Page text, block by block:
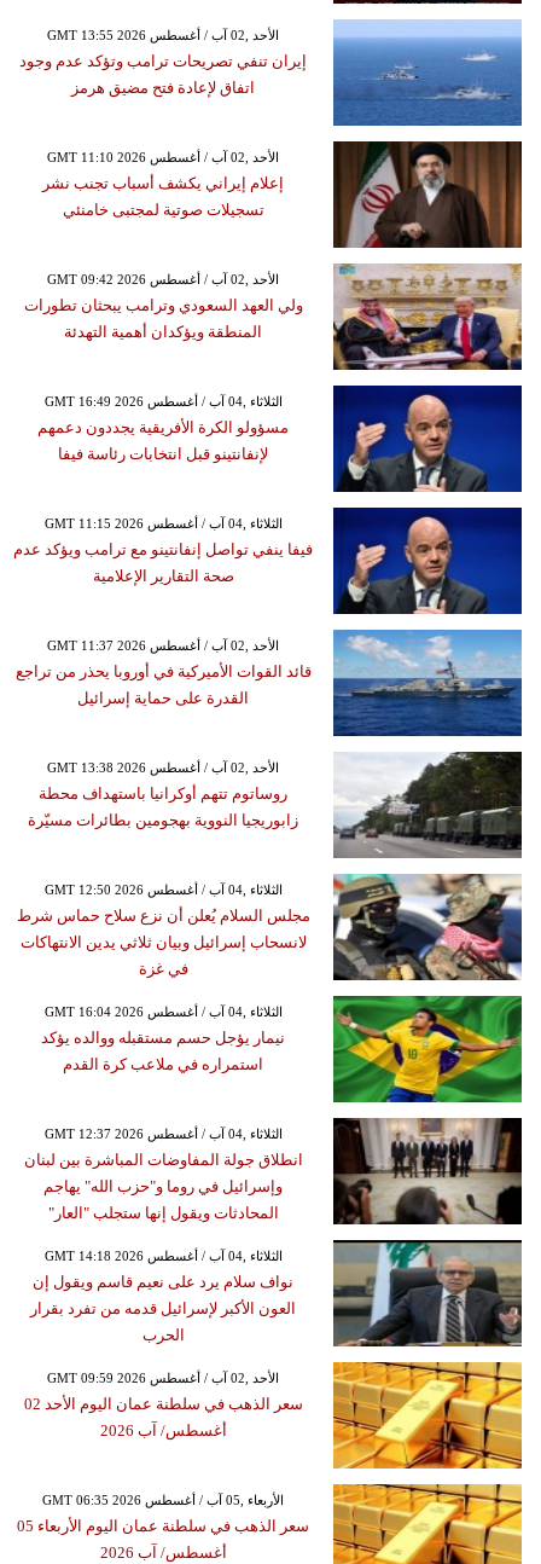
GMT 13:55 2026 الأحد ,02 آب / أغسطس
إيران تنفي تصريحات ترامب وتؤكد عدم وجود
اتفاق لإعادة فتح مضيق هرمز
GMT 11:10 2026 الأحد ,02 آب / أغسطس
إعلام إيراني يكشف أسباب تجنب نشر
تسجيلات صوتية لمجتبى خامنئي
GMT 09:42 2026 الأحد ,02 آب / أغسطس
ولي العهد السعودي وترامب يبحثان تطورات
المنطقة ويؤكدان أهمية التهدئة
GMT 16:49 2026 الثلاثاء ,04 آب / أغسطس
مسؤولو الكرة الأفريقية يجددون دعمهم
لإنفانتينو قبل انتخابات رئاسة فيفا
GMT 11:15 2026 الثلاثاء ,04 آب / أغسطس
فيفا ينفي تواصل إنفانتينو مع ترامب ويؤكد عدم
صحة التقارير الإعلامية
GMT 11:37 2026 الأحد ,02 آب / أغسطس
قائد القوات الأميركية في أوروبا يحذر من تراجع
القدرة على حماية إسرائيل
GMT 13:38 2026 الأحد ,02 آب / أغسطس
روساتوم تتهم أوكرانيا باستهداف محطة
زابوريجيا النووية بهجومين بطائرات مسيّرة
GMT 12:50 2026 الثلاثاء ,04 آب / أغسطس
مجلس السلام يُعلن أن نزع سلاح حماس شرط
لانسحاب إسرائيل وبيان ثلاثي يدين الانتهاكات
في غزة
GMT 16:04 2026 الثلاثاء ,04 آب / أغسطس
نيمار يؤجل حسم مستقبله ووالده يؤكد
استمراره في ملاعب كرة القدم
GMT 12:37 2026 الثلاثاء ,04 آب / أغسطس
انطلاق جولة المفاوضات المباشرة بين لبنان
وإسرائيل في روما و"حزب الله" يهاجم
المحادثات ويقول إنها ستجلب "العار"
GMT 14:18 2026 الثلاثاء ,04 آب / أغسطس
نواف سلام يرد على نعيم قاسم ويقول إن
العون الأكبر لإسرائيل قدمه من تفرد بقرار
الحرب
GMT 09:59 2026 الأحد ,02 آب / أغسطس
سعر الذهب في سلطنة عمان اليوم الأحد 02
أغسطس/ آب 2026
GMT 06:35 2026 الأربعاء ,05 آب / أغسطس
سعر الذهب في سلطنة عمان اليوم الأربعاء 05
أغسطس/ آب 2026